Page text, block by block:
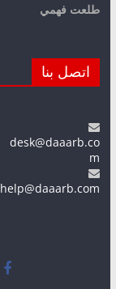
طلعت فهمي
اتصل بنا
desk@daaarb.co
m
help@daaarb.com